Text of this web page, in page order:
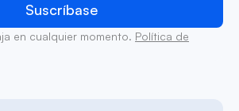
en cualquier momento. Política de